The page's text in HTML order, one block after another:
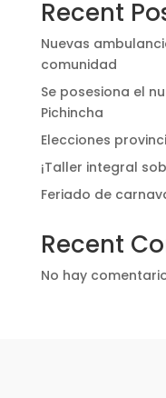
Recent
Nuevas
comunidad
Se posesiona el
Pichincha
Elecciones
¡Taller integral
Feriado de
Recent
No hay